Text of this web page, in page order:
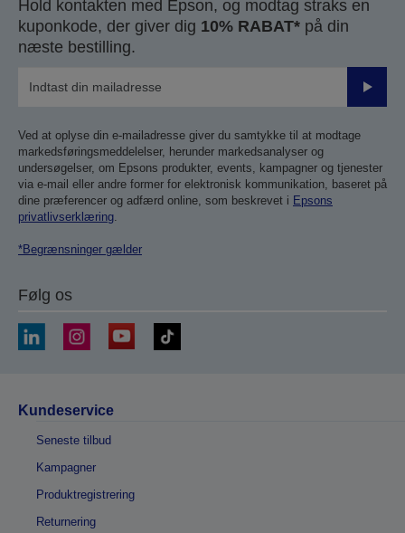
Hold kontakten med Epson, og modtag straks en
kuponkode, der giver dig 10% RABAT* på din
næste bestilling.
Send
Ved at oplyse din e-mailadresse giver du samtykke til at modtage
markedsføringsmeddelelser, herunder markedsanalyser og
undersøgelser, om Epsons produkter, events, kampagner og tjenester
via e-mail eller andre former for elektronisk kommunikation, baseret på
dine præferencer og adfærd online, som beskrevet i Epsons
privatlivserklæring.
*Begrænsninger gælder
Følg os
Kundeservice
Seneste tilbud
Kampagner
Produktregistrering
Returnering